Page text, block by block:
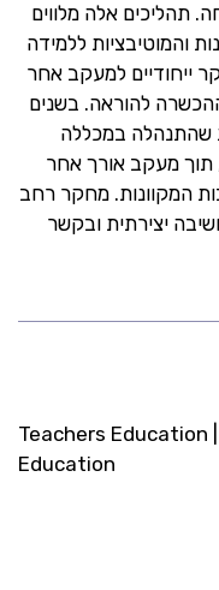
תהליכים אלה מלווים
והמוטיבציות ללמידה
ייחודיים למעקב אחר
להוראה. בשנים
שהתנהלה במכללה
תוך מעקב אורך אחר
המקוונות. מחקר רחב
יצירתית ובקשר
Teachers Education
Education